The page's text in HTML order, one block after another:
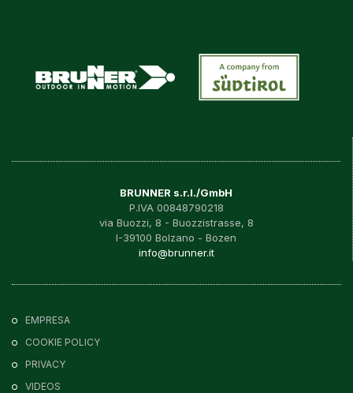
BRUNNER s.r.l./GmbH
P.IVA 00848790218
via Buozzi, 8 - Buozzistrasse, 8
I-39100 Bolzano - Bozen
info@brunner.it
EMPRESA
COOKIE POLICY
PRIVACY
VIDEOS